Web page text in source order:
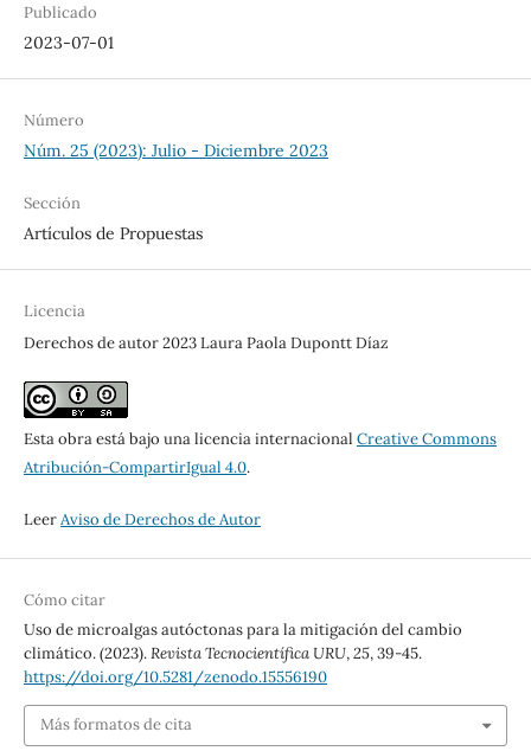
Publicado
2023-07-01
Número
Núm. 25 (2023): Julio - Diciembre 2023
Sección
Artículos de Propuestas
Licencia
Derechos de autor 2023 Laura Paola Dupontt Díaz
Esta obra está bajo una licencia internacional Creative Commons
Atribución-CompartirIgual 4.0.
LeerAviso de Derechos de Autor
Cómo citar
Uso de microalgas autóctonas para la mitigación del cambio
climático. (2023).Revista Tecnocientífica URU,25, 39-45.
https://doi.org/10.5281/zenodo.15556190
Más formatos de cita